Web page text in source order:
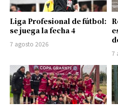
Liga Profesional de fútbol:
se juega la fecha 4
7 agosto 2026
7